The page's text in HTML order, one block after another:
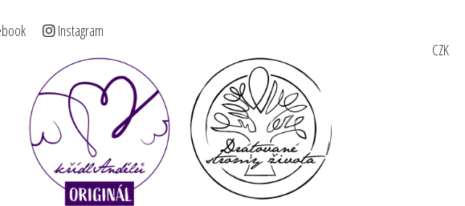
Instagram
CZK
Co potřebujete najít?
HLEDAT